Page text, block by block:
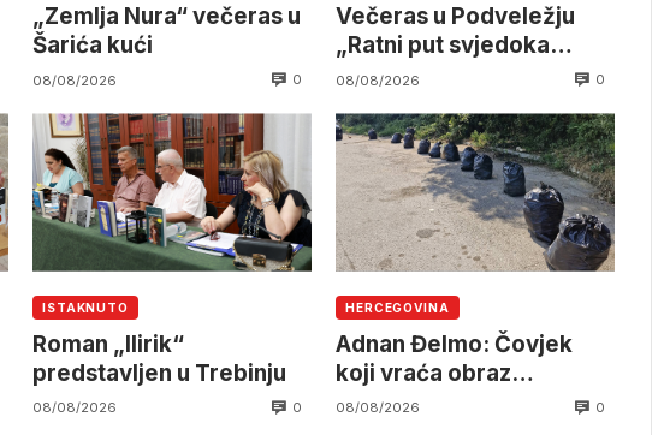
„Zemlja Nura“ večeras u
Šarića kući
08/08/2026 0
Večeras u Podveležju
„Ratni put svjedoka
Veležistana“
08/08/2026 0
ISTAKNUTO
Roman „Ilirik“
predstavljen u Trebinju
08/08/2026 0
HERCEGOVINA
Adnan Đelmo: Čovjek
koji vraća obraz
Hercegovini
08/08/2026 0